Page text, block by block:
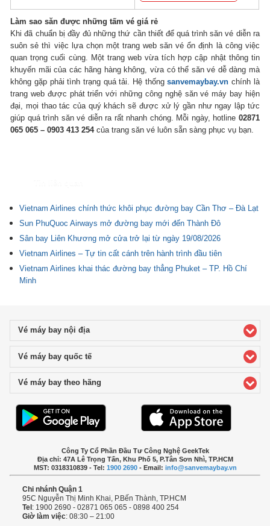
Làm sao săn được những tấm vé giá rẻ
Khi đã chuẩn bị đầy đủ những thứ cần thiết để quá trình săn vé diễn ra
suôn sẻ thì việc lựa chọn một trang web săn vé ổn định là công việc
quan trọng cuối cùng. Một trang web vừa tích hợp cập nhật thông tin
khuyến mãi của các hãng hàng không, vừa có thể săn vé dễ dàng mà
không gặp phải tình trạng quá tải. Hệ thốngsanvemaybay.vn chính là
trang web được phát triển với những công nghệ săn vé máy bay hiện
đại, mọi thao tác của quý khách sẽ được xử lý gần như ngay lập tức
giúp quá trình săn vé diễn ra rất nhanh chóng. Mỗi ngày, hotline 02871
065 065 – 0903 413 254của trang săn vé luôn sẵn sàng phục vụ bạn.
Vietnam Airlines chính thức khôi phục đường bay Cần Thơ – Đà Lạt
Sun PhuQuoc Airways mở đường bay mới đến Thành Đô
Sân bay Liên Khương mở cửa trở lại từ ngày 19/08/2026
Vietnam Airlines – Tự tin cất cánh trên hành trình đầu tiên
Vietnam Airlines khai thác đường bay thẳng Phuket – TP. Hồ Chí
Minh
Vé máy bay nội địaclick to expand contents
Vé máy bay quốc tếclick to expand contents
Vé máy bay theo hãng
Công Ty Cổ Phần Đầu Tư Công Nghệ GeekTek
Địa chỉ: 47A Lê Trọng Tấn, Khu Phố 5, P.Tân Sơn Nhì, TP.HCM
MST: 0318310839 - Tel: 1900 2690- Email: info@sanvemaybay.vn
Chi nhánh Quận 1
95C Nguyễn Thị Minh Khai, P.Bến Thành, TP.HCM
Tel: 1900 2690 - 02871 065 065 - 0898 400 254
Giờ làm việc: 08:30 – 21:00